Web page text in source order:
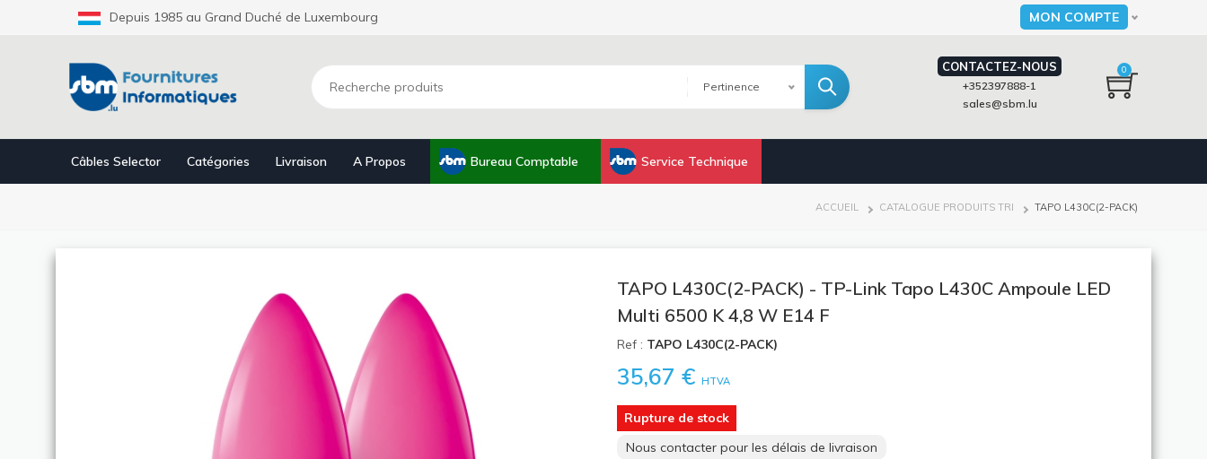
Depuis 1985 au Grand Duché de Luxembourg Select your language
MON COMPTE
Pertinence
CONTACTEZ-NOUS
+352397888-1
sales@sbm.lu
0
Câbles Selector Catégories Livraison A Propos Bureau Comptable Service Technique
FIL
ACCUEIL CATALOGUE PRODUITS TRI TAPO L430C(2-PACK)
TAPO L430C(2-PACK) - TP-Link Tapo L430C Ampoule LED
Multi 6500 K 4,8 W E14 F
Ref : TAPO L430C(2-PACK)
35,67 € HTVA
Rupture de stock
Nous contacter pour les délais de livraison